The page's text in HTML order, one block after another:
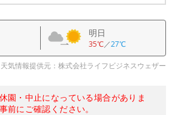
明日
35℃／27℃
天気情報提供元：株式会社ライフビジネスウェザー
園・中止になっている場合がありま
前にご確認ください。